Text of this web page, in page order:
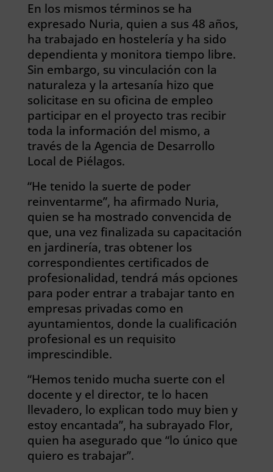
En los mismos términos se ha
expresado Nuria, quien a sus 48 años,
ha trabajado en hostelería y ha sido
dependienta y monitora tiempo libre.
Sin embargo, su vinculación con la
naturaleza y la artesanía hizo que
solicitase en su oficina de empleo
participar en el proyecto tras recibir
toda la información del mismo, a
través de la Agencia de Desarrollo
Local de Piélagos.
“He tenido la suerte de poder
reinventarme”, ha afirmado Nuria,
quien se ha mostrado convencida de
que, una vez finalizada su capacitación
en jardinería, tras obtener los
correspondientes certificados de
profesionalidad, tendrá más opciones
para poder entrar a trabajar tanto en
empresas privadas como en
ayuntamientos, donde la cualificación
profesional es un requisito
imprescindible.
“Hemos tenido mucha suerte con el
docente y el director, te lo hacen
llevadero, lo explican todo muy bien y
estoy encantada”, ha subrayado Flor,
quien ha asegurado que “lo único que
quiero es trabajar”.